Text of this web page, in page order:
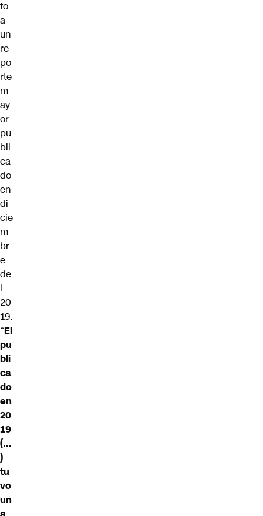
to
a
un
re
po
rte
m
ay
or
pu
bli
ca
do
en
di
cie
m
br
e
de
l
20
19.
“El
pu
bli
ca
do
en
20
19
(…
)
tu
vo
un